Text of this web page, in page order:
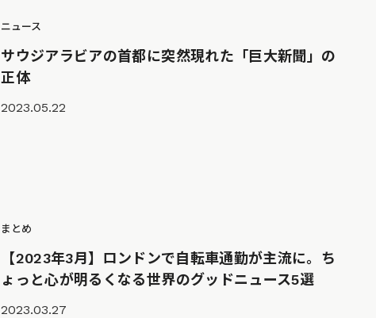
ニュース
サウジアラビアの首都に突然現れた「巨大新聞」の
正体
2023.05.22
まとめ
【2023年3月】ロンドンで自転車通勤が主流に。ち
ょっと心が明るくなる世界のグッドニュース5選
2023.03.27